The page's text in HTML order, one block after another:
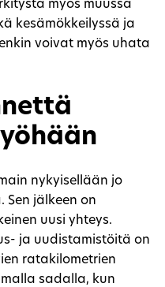
myös muussa
kesämökkeilyssä ja
voivat myös uhata
nykyisellään jo
jälkeen on
uusi yhteys.
ja uudistamistöitä on
ratakilometrien
sadalla, kun